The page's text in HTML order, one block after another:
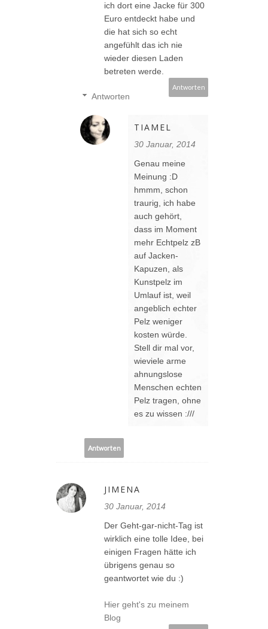
ich dort eine Jacke für 300
Euro entdeckt habe und
die hat sich so echt
angefühlt das ich nie
wieder diesen Laden
betreten werde.
Antworten
Antworten
TIAMEL
30 Januar, 2014
Genau meine
Meinung :D
hmmm, schon
traurig, ich habe
auch gehört,
dass im Moment
mehr Echtpelz zB
auf Jacken-
Kapuzen, als
Kunstpelz im
Umlauf ist, weil
angeblich echter
Pelz weniger
kosten würde.
Stell dir mal vor,
wieviele arme
ahnungslose
Menschen echten
Pelz tragen, ohne
es zu wissen :///
Antworten
JIMENA
30 Januar, 2014
Der Geht-gar-nicht-Tag ist
wirklich eine tolle Idee, bei
einigen Fragen hätte ich
übrigens genau so
geantwortet wie du :)
Hier geht's zu meinem
Blog